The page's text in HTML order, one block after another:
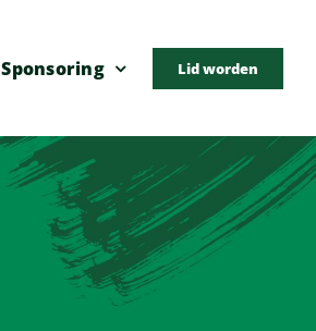
Sponsoring Lid worden